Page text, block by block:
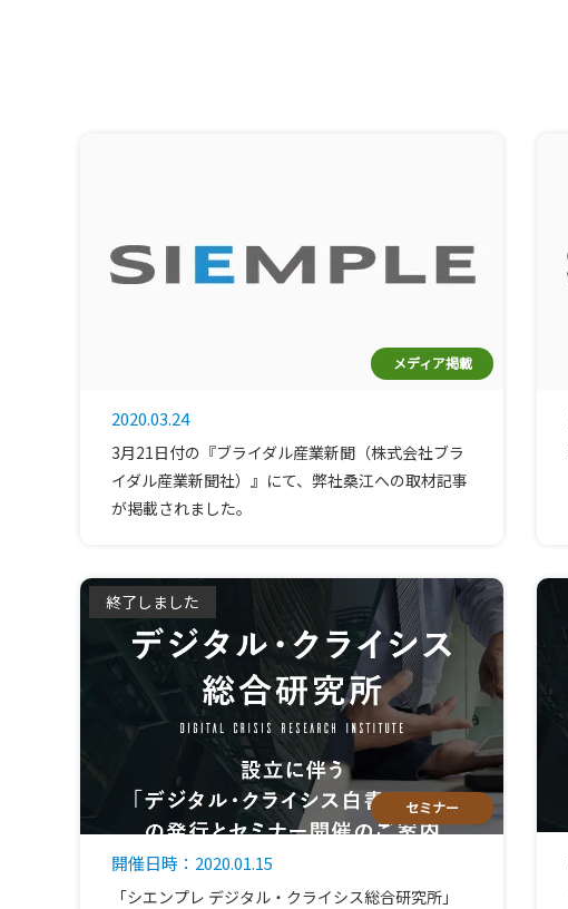
メディア掲載
2020.03.24
3月21日付の『ブライダル産業新聞（株式会社ブラ
イダル産業新聞社）』にて、弊社桑江への取材記事
が掲載されました。
セミナー
終了しました
開催日時：2020.01.15
「シエンプレ デジタル・クライシス総合研究所」